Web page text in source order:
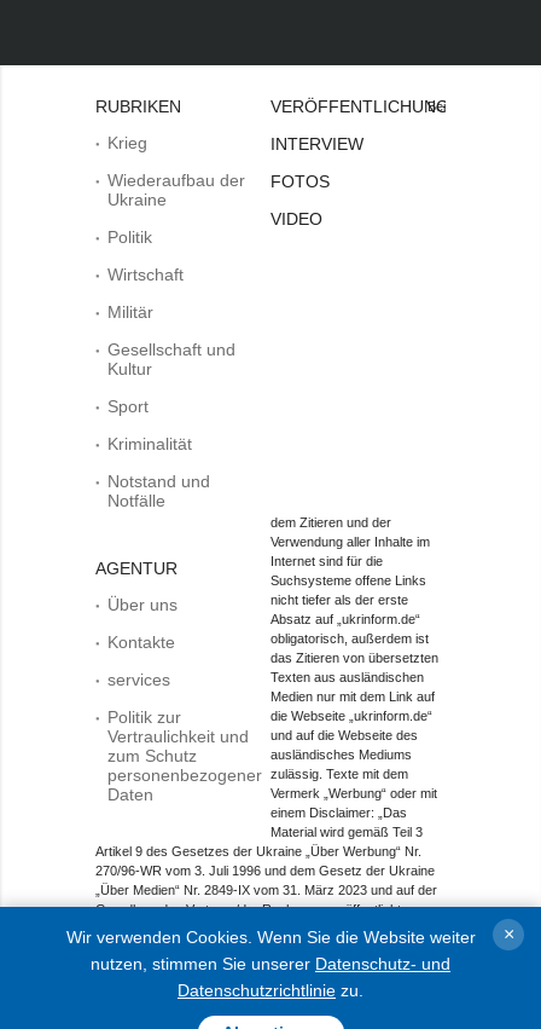
RUBRIKEN
Krieg
Wiederaufbau der
Ukraine
Politik
Wirtschaft
Militär
Gesellschaft und
Kultur
Sport
Kriminalität
Notstand und
Notfälle
AGENTUR
Über uns
Kontakte
services
Politik zur
Vertraulichkeit und
zum Schutz
personenbezogener
Daten
VERÖFFENTLICHUNGEN
INTERVIEW
FOTOS
VIDEO
Bei
dem Zitieren und der
Verwendung aller Inhalte im
Internet sind für die
Suchsysteme offene Links
nicht tiefer als der erste
Absatz auf „ukrinform.de“
obligatorisch, außerdem ist
das Zitieren von übersetzten
Texten aus ausländischen
Medien nur mit dem Link auf
die Webseite „ukrinform.de“
und auf die Webseite des
ausländisches Mediums
zulässig. Texte mit dem
Vermerk „Werbung“ oder mit
einem Disclaimer: „Das
Material wird gemäß Teil 3
Artikel 9 des Gesetzes der Ukraine „Über Werbung“ Nr.
270/96-WR vom 3. Juli 1996 und dem Gesetz der Ukraine
„Über Medien“ Nr. 2849-IX vom 31. März 2023 und auf der
Grundlage des Vertrags/der Rechnung veröffentlicht.
Objekt im Bereich Onlinemedien; Medien-ID R40-01421.
© 2015-2026 Ukrinform. Alle Rechte sind geschützt.
Wir verwenden Cookies. Wenn Sie die Website weiter
nutzen, stimmen Sie unserer Datenschutz- und
Datenschutzrichtlinie zu.
×